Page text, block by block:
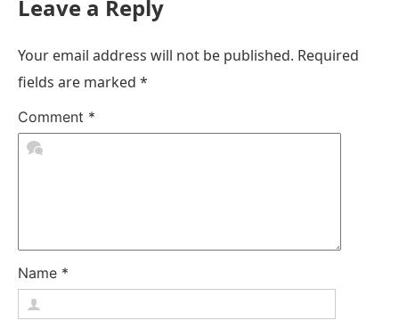
Leave a Reply
Your email address will not be published. Required
fields are marked *
Comment *
Name *